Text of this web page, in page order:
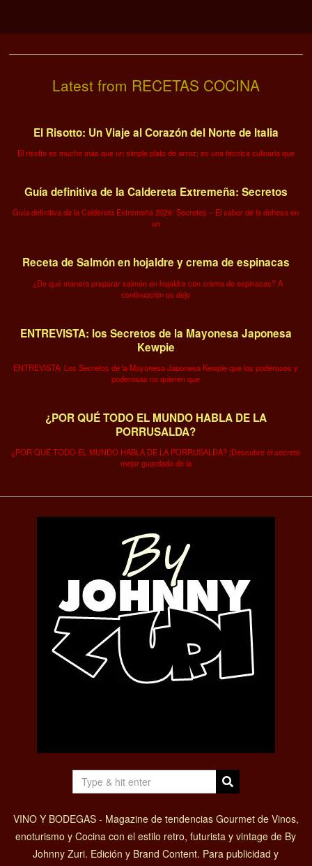
Latest from RECETAS COCINA
El Risotto: Un Viaje al Corazón del Norte de Italia
El risotto es mucho más que un simple plato de arroz; es una técnica culinaria que
Guía definitiva de la Caldereta Extremeña: Secretos
Guía definitiva de la Caldereta Extremeña 2026: Secretos – El sabor de la dehesa en
un
Receta de Salmón en hojaldre y crema de espinacas
¿De qué manera preparar salmón en hojaldre con crema de espinacas? A
continuación os dejo
ENTREVISTA: los Secretos de la Mayonesa Japonesa
Kewpie
ENTREVISTA: Los Secretos de la Mayonesa Japonesa Kewpie que los poderosos y
poderosas no quieren que
¿POR QUÉ TODO EL MUNDO HABLA DE LA
PORRUSALDA?
¿POR QUÉ TODO EL MUNDO HABLA DE LA PORRUSALDA? ¡Descubre el secreto
mejor guardado de la
VINO Y BODEGAS - Magazine de tendencias Gourmet de Vinos,
enoturismo y Cocina con el estilo retro, futurista y vintage de By
Johnny Zuri. Edición y Brand Content. Para publicidad y